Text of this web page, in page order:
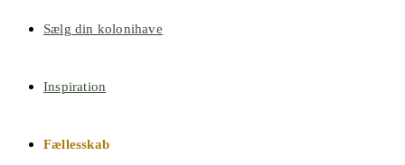
Sælg din kolonihave
Inspiration
Fællesskab